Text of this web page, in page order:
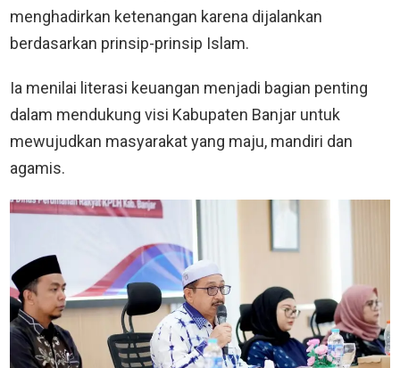
menghadirkan ketenangan karena dijalankan
berdasarkan prinsip-prinsip Islam.
Ia menilai literasi keuangan menjadi bagian penting
dalam mendukung visi Kabupaten Banjar untuk
mewujudkan masyarakat yang maju, mandiri dan
agamis.